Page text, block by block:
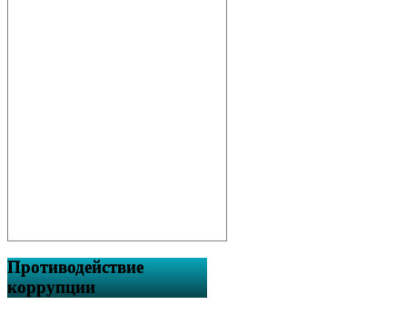
Противодействие
коррупции